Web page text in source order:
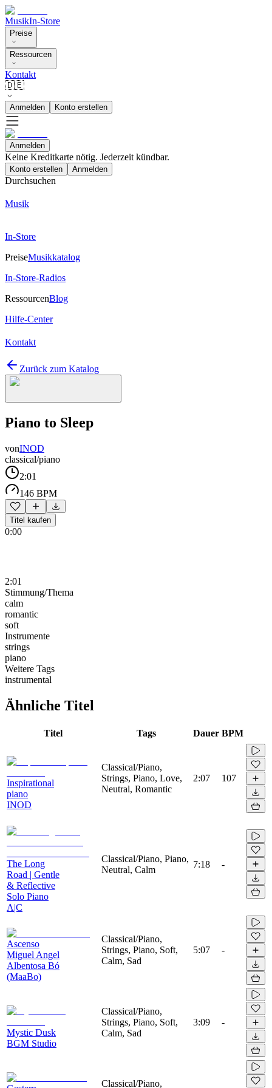
MusikIn-Store
Preise
Ressourcen
Kontakt
🇩🇪
Anmelden Konto erstellen
Anmelden
Keine Kreditkarte nötig. Jederzeit kündbar.
Konto erstellen Anmelden
Durchsuchen
Musik
In-Store
PreiseMusikkatalog
In-Store-Radios
RessourcenBlog
Hilfe-Center
Kontakt
Zurück zum Katalog
Piano to Sleep
vonINOD
classical/piano
2:01
146 BPM
Titel kaufen
0:00
2:01
Stimmung/Thema
calm
romantic
soft
Instrumente
strings
piano
Weitere Tags
instrumental
Ähnliche Titel
Titel Tags Dauer BPM
Inspirational
piano
INOD
Classical/Piano,
Strings, Piano, Love,
Neutral, Romantic
2:07 107
The Long
Road | Gentle
& Reflective
Solo Piano
A|C
Classical/Piano, Piano,
Neutral, Calm
7:18 -
Ascenso
Miguel Angel
Albentosa Bó
(MaaBo)
Classical/Piano,
Strings, Piano, Soft,
Calm, Sad
5:07 -
Mystic Dusk
BGM Studio
Classical/Piano,
Strings, Piano, Soft,
Calm, Sad
3:09 -
Classical/Piano,